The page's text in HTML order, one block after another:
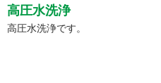
高圧水洗浄
高圧水洗浄です。